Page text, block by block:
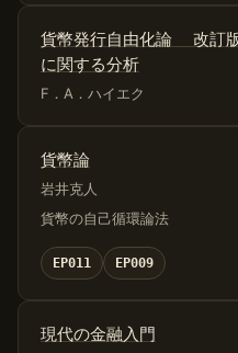
貨幣発行自由化論 改訂
に関する分析
F．A．ハイエク
貨幣論
岩井克人
貨幣の自己循環論法
EP011 EP009
現代の金融入門